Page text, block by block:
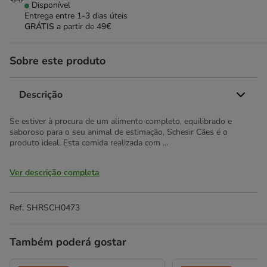
Disponível
Entrega entre 1-3 dias úteis
GRÁTIS a partir de 49€
Sobre este produto
Descrição
Se estiver à procura de um alimento completo, equilibrado e
saboroso para o seu animal de estimação, Schesir Cães é o
produto ideal. Esta comida realizada com ...
Ver descrição completa
Ref. SHRSCH0473
Também poderá gostar